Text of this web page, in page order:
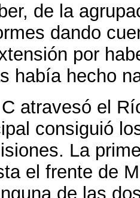
de la
dando
por
había hecho
atravesó el
consiguió
La
el frente de
de las